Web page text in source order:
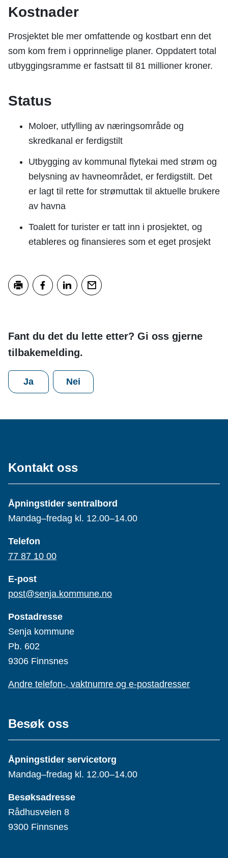
Kostnader
Prosjektet ble mer omfattende og kostbart enn det
som kom frem i opprinnelige planer. Oppdatert total
utbyggingsramme er fastsatt til 81 millioner kroner.
Status
Moloer, utfylling av næringsområde og
skredkanal er ferdigstilt
Utbygging av kommunal flytekai med strøm og
belysning av havneområdet, er ferdigstilt. Det
er lagt til rette for strømuttak til aktuelle brukere
av havna
Toalett for turister er tatt inn i prosjektet, og
etableres og finansieres som et eget prosjekt
Fant du det du lette etter? Gi oss gjerne
tilbakemelding.
Ja Nei
Kontakt oss
Åpningstider sentralbord
Mandag–fredag kl. 12.00–14.00
Telefon
77 87 10 00
E-post
post@senja.kommune.no
Postadresse
Senja kommune
Pb. 602
9306 Finnsnes
Andre telefon-, vaktnumre og e-postadresser
Besøk oss
Åpningstider servicetorg
Mandag–fredag kl. 12.00–14.00
Besøksadresse
Rådhusveien 8
9300 Finnsnes